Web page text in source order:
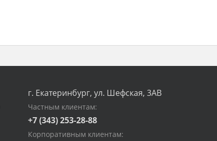
г. Екатеринбург, ул. Шефская, 3АВ
Частным клиентам:
+7 (343) 253-28-88
Корпоративным клиентам: